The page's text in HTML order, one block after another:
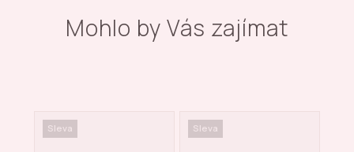
Mohlo by Vás zajímat
Sleva Sleva